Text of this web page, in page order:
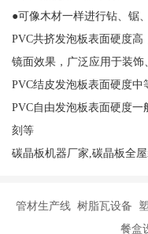
●可像木材一样进行钻、锯
PVC共挤发泡板表面硬度
镜面效果，广泛应用于装饰
PVC结皮发泡板表面硬度
PVC自由发泡板表面硬度
刻等
碳晶板机器厂家,碳晶板全
管材生产线 树脂瓦设备
餐盒